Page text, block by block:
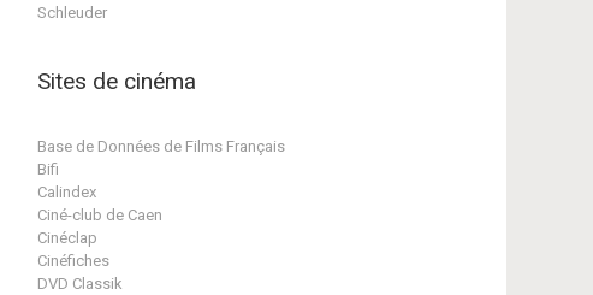
Schleuder
Sites de cinéma
Base de Données de Films Français
Bifi
Calindex
Ciné-club de Caen
Cinéclap
Cinéfiches
DVD Classik